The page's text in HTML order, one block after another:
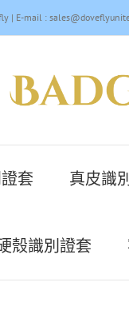
| E-mail :
套 真皮識
殼識別證套